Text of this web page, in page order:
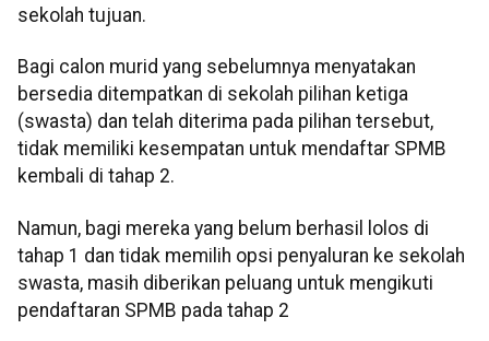
sekolah tujuan.
Bagi calon murid yang sebelumnya menyatakan
bersedia ditempatkan di sekolah pilihan ketiga
(swasta) dan telah diterima pada pilihan tersebut,
tidak memiliki kesempatan untuk mendaftar SPMB
kembali di tahap 2.
Namun, bagi mereka yang belum berhasil lolos di
tahap 1 dan tidak memilih opsi penyaluran ke sekolah
swasta, masih diberikan peluang untuk mengikuti
pendaftaran SPMB pada tahap 2